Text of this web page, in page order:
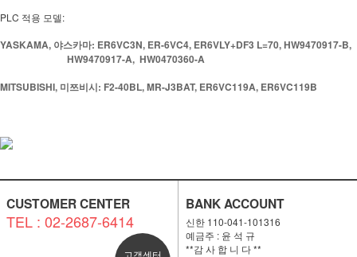
PLC 적용 모델:
YASKAMA, 야스카마: ER6VC3N, ER-6VC4, ER6VLY+DF3 L=70, HW9470917-B,
HW9470917-A, HW0470360-A
MITSUBISHI, 미쯔비시: F2-40BL, MR-J3BAT, ER6VC119A, ER6VC119B
CUSTOMER CENTER
TEL : 02-2687-6414
고객센터
BANK ACCOUNT
신한 110-041-101316
예금주 : 윤 석 규
**감 사 합 니 다 **